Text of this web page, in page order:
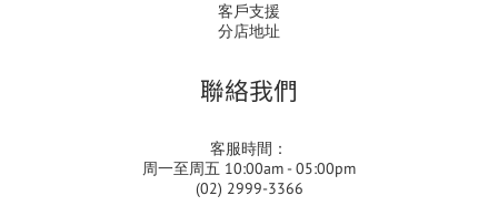
客戶支援
分店地址
聯絡我們
客服時間：
周一至周五 10:00am - 05:00pm
(02) 2999-3366